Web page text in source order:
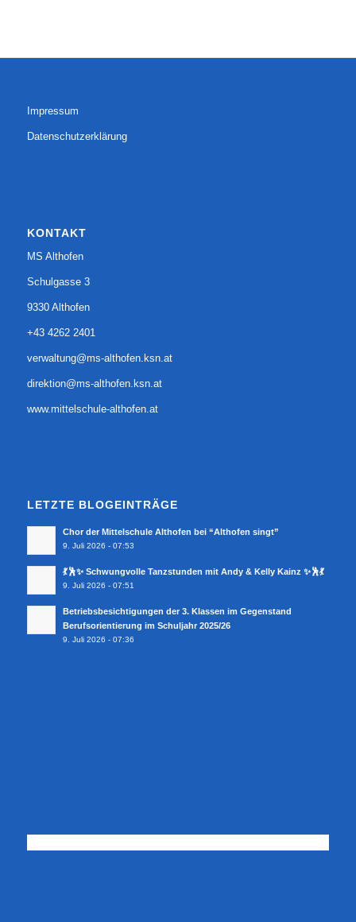
Impressum
Datenschutzerklärung
KONTAKT
MS Althofen
Schulgasse 3
9330 Althofen
+43 4262 2401
verwaltung@ms-althofen.ksn.at
direktion@ms-althofen.ksn.at
www.mittelschule-althofen.at
LETZTE BLOGEINTRÄGE
Chor der Mittelschule Althofen bei “Althofen singt”
9. Juli 2026 - 07:53
💃🕺✨ Schwungvolle Tanzstunden mit Andy & Kelly Kainz ✨🕺💃
9. Juli 2026 - 07:51
Betriebsbesichtigungen der 3. Klassen im Gegenstand
Berufsorientierung im Schuljahr 2025/26
9. Juli 2026 - 07:36